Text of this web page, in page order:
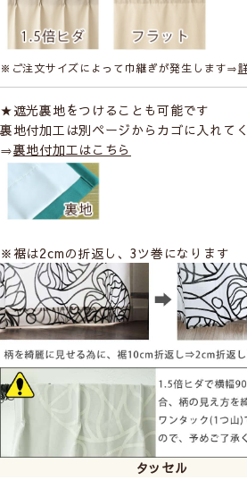
※ご注文サイズによって巾継ぎが発生します⇒
★遮光裏地をつけることも可能です
裏地付加工は別ページからカゴに入れて
⇒裏地付加工はこちら
※裾は2cmの折返し、3ツ巻になります
タッセル